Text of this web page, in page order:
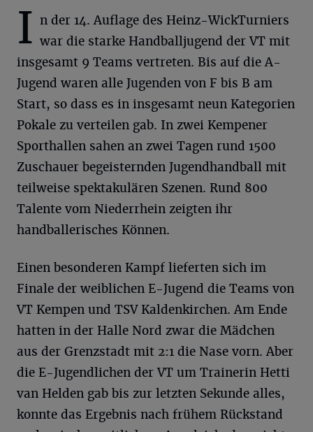
I n der 14. Auflage des Heinz-WickTurniers
war die starke Handballjugend der VT mit
insgesamt 9 Teams vertreten. Bis auf die A-
Jugend waren alle Jugenden von F bis B am
Start, so dass es in insgesamt neun Kategorien
Pokale zu verteilen gab. In zwei Kempener
Sporthallen sahen an zwei Tagen rund 1500
Zuschauer begeisternden Jugendhandball mit
teilweise spektakulären Szenen. Rund 800
Talente vom Niederrhein zeigten ihr
handballerisches Können.
Einen besonderen Kampf lieferten sich im
Finale der weiblichen E-Jugend die Teams von
VT Kempen und TSV Kaldenkirchen. Am Ende
hatten in der Halle Nord zwar die Mädchen
aus der Grenzstadt mit 2:1 die Nase vorn. Aber
die E-Jugendlichen der VT um Trainerin Hetti
van Helden gab bis zur letzten Sekunde alles,
konnte das Ergebnis nach frühem Rückstand